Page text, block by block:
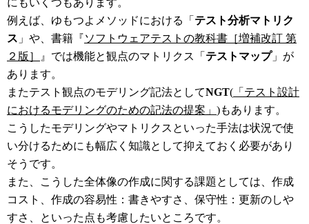
例えば、ゆもつよメソッドにおける「 テスト分析マトリク
ス 」や、書籍『ソフトウェアテストの教科書［増補改訂 第
２版］
』では機能と観点のマトリクス「 テストマップ」が
あります。
またテスト観点のモデリング記法としてNGT( 「テスト設計
におけるモデリングのための記法の提案」 )もあります。
こうしたモデリングやマトリクスといった手法は状況で使
い分けるためにも幅広く知識として抑えておく必要があり
そうです。
また、こうした全体像の作成に関する課題としては、作成
コスト、作成の容易性：書きやすさ、保守性：更新のしや
すさ、といった点も考慮したいところです。